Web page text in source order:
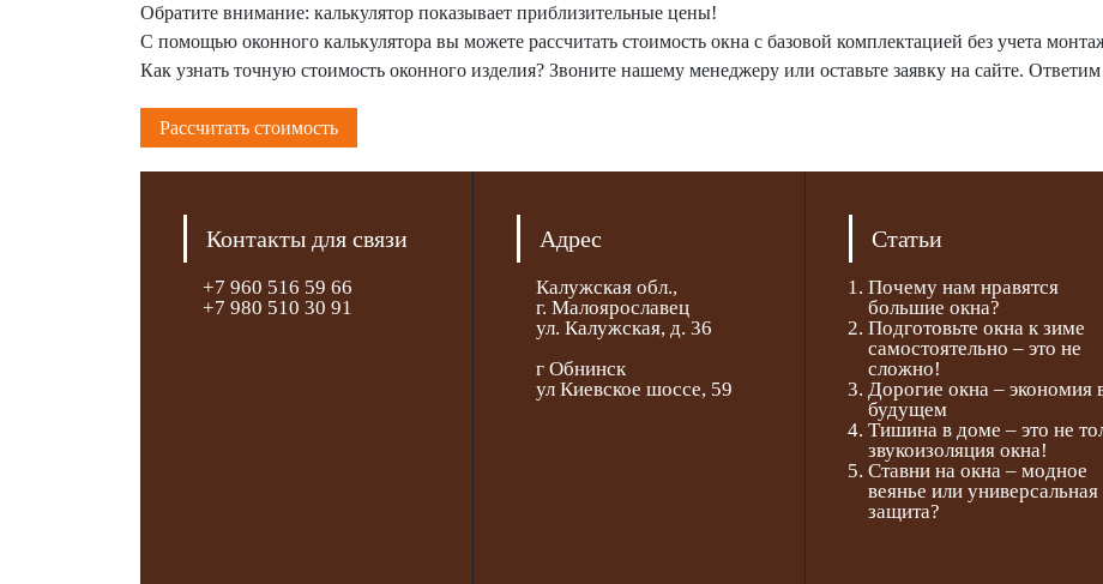
Обратите внимание: калькулятор показывает приблизительные цены!
С помощью оконного калькулятора вы можете рассчитать стоимость окна с базовой комплектацией без учета
Как узнать точную стоимость оконного изделия? Звоните нашему менеджеру или оставьте заявку на сайте.
Рассчитать стоимость
Контакты для связи
+7 960 516 59 66
+7 980 510 30 91
Адрес
Калужская обл.,
г. Малоярославец
ул. Калужская, д. 36
г Обнинск
ул Киевское шоссе, 59
Статьи
Почему нам нравятся
большие окна?
Подготовьте окна к зиме
самостоятельно – это не
сложно!
Дорогие окна – экономия
будущем
Тишина в доме – это не
звукоизоляция окна!
Ставни на окна – модное
веянье или универсальная
защита?